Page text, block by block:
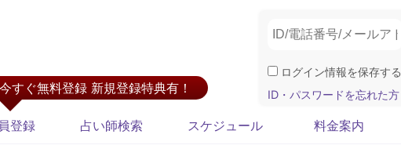
今すぐ無料登録 新規登録特典有！
ログイン情報を保存する
ID・パスワードを忘れた方
登録 占い師検索 スケジュール 料金案内